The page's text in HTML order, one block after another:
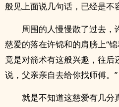
般见上面说几句话，已经是不
周围的人慢慢散了过去
慈爱的落在许锦和的肩膀上“
竟是对箭术有这般兴趣，往后
说，父亲亲自去给你找师傅。”
就是不知道这慈爱有几分